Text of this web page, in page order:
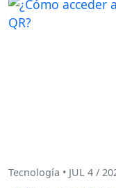
Tecnología • JUL 4 /